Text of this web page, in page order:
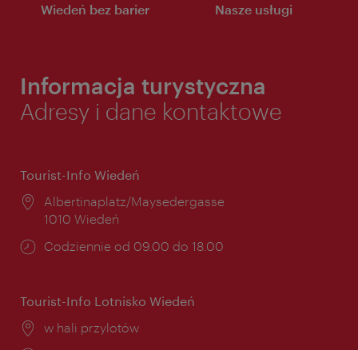
Wiedeń bez barier Nasze usługi
Informacja turystyczna
Adresy i dane kontaktowe
Tourist-Info Wiedeń
Miejsce:
Albertinaplatz/Maysedergasse
1010 Wiedeń
Godziny
Codziennie od 09.00 do 18.00
Tourist-Info Lotnisko Wiedeń
Miejsce:
w hali przylotów